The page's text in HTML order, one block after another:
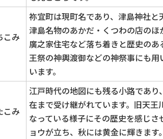
こみ
祢宜町は現町名であり、津島神社と
津島名物のあかだ・くつわの店の
廣之家住宅など落ち着きと歴史の
王祭の神輿渡御などの神祭事にも
います。
こみ
江戸時代の地図にも残る小路であ
在まで受け継がれています。旧天王
なっている様子にその歴史を感じ
ョウが立ち、秋には黄金に輝きま